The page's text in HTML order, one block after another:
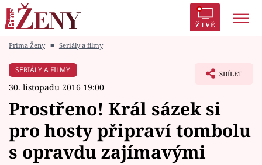
ŽIVĚ
Módní alarm
Témata
Prima Ženy ■ Seriály a filmy
SERIÁLY A FILMY
30. listopadu 2016 19:00
SDÍLET
Prostřeno! Král sázek si
pro hosty připraví tombolu
s opravdu zajímavými